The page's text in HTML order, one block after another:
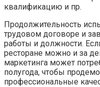
квалификацию и пр.
Продолжительность
трудовом договоре и
работы и должности.
ресторане можно и за
маркетинга может
полугода, чтобы
профессиональные